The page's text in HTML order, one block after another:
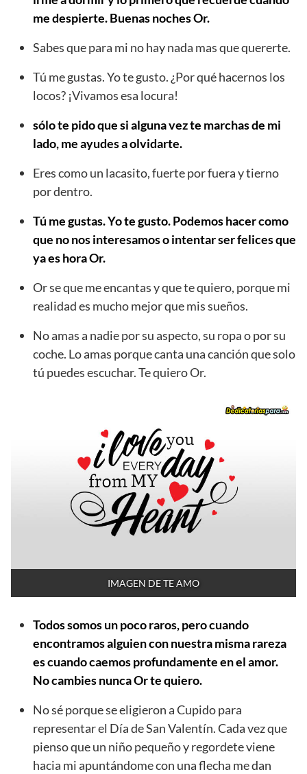
me despierte. Buenas noches Or.
Sabes que para mi no hay nada mas que quererte.
Tú me gustas. Yo te gusto. ¿Por qué hacernos los
locos? ¡Vivamos esa locura!
sólo te pido que si alguna vez te marchas de mi
lado, me ayudes a olvidarte.
Eres como un lacasito, fuerte por fuera y tierno
por dentro.
Tú me gustas. Yo te gusto. Podemos hacer como
que no nos interesamos o intentar ser felices que
ya es hora Or.
Or se que me encantas y que te quiero, porque mi
realidad es mucho mejor que mis sueños.
No amas a nadie por su aspecto, su ropa o por su
coche. Lo amas porque canta una canción que solo
tú puedes escuchar. Te quiero Or.
IMAGEN DE TE AMO
Todos somos un poco raros, pero cuando
encontramos alguien con nuestra misma rareza
es cuando caemos profundamente en el amor.
No cambies nunca Or te quiero.
No sé porque se eligieron a Cupido para
representar el Día de San Valentín. Cada vez que
pienso que un niño pequeño y regordete viene
hacia mi apuntándome con una flecha me dan